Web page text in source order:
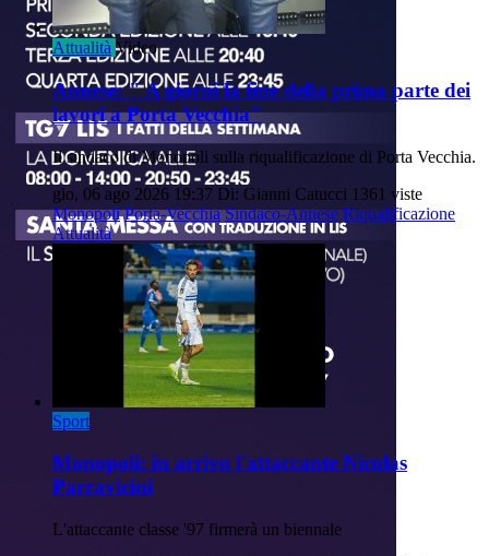
Attualità Video
Annese: " A giorni la fine della prima parte dei
lavori a Porta Vecchia"
Il sindaco di Monopoli sulla riqualificazione di Porta Vecchia.
gio, 06 ago 2026 19:37 Di: Gianni Catucci 1361 viste
Monopoli Porta-Vecchia Sindaco-Annese Riqualificazione
Attualità
Sport
Monopoli: in arrivo l'attaccante Nicolas
Parravicini
L'attaccante classe '97 firmerà un biennale